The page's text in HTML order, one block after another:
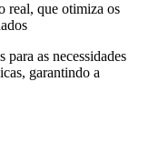
real, que otimiza os
as necessidades
garantindo a